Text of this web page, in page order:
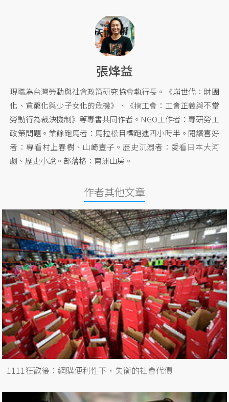
張烽益
現職為台灣勞動與社會政策研究協會執行長。《崩世代：財團
化、貧窮化與少子女化的危機》、《搞工會：工會正義與不當
勞動行為裁決機制》等專書共同作者。NGO工作者：專研勞工
政策問題。業餘跑馬者：馬拉松目標跑進四小時半。閱讀喜好
者：專看村上春樹、山崎豐子。歷史沉溺者：愛看日本大河
劇、歷史小說。部落格：南洲山房。
作者其他文章
1111狂歡後：網購便利性下，失衡的社會代價